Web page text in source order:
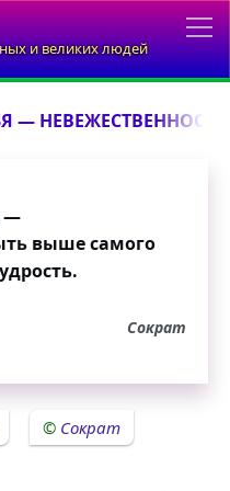
и великих людей
—
—
выше самого
Сократ
Сократ